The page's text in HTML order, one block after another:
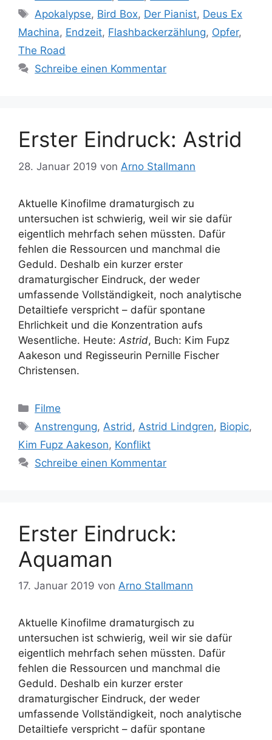
Schlagwörter
Apokalypse, Bird Box, Der Pianist, Deus Ex
Machina, Endzeit, Flashbackerzählung, Opfer,
The Road
Schreibe einen Kommentar
Erster Eindruck: Astrid
28. Januar 2019 von Arno Stallmann
Aktuelle Kinofilme dramaturgisch zu
untersuchen ist schwierig, weil wir sie dafür
eigentlich mehrfach sehen müssten. Dafür
fehlen die Ressourcen und manchmal die
Geduld. Deshalb ein kurzer erster
dramaturgischer Eindruck, der weder
umfassende Vollständigkeit, noch analytische
Detailtiefe verspricht – dafür spontane
Ehrlichkeit und die Konzentration aufs
Wesentliche. Heute: Astrid, Buch: Kim Fupz
Aakeson und Regisseurin Pernille Fischer
Christensen.
Kategorien
Filme
Schlagwörter
Anstrengung, Astrid , Astrid Lindgren, Biopic,
Kim Fupz Aakeson, Konflikt
Schreibe einen Kommentar
Erster Eindruck:
Aquaman
17. Januar 2019 von Arno Stallmann
Aktuelle Kinofilme dramaturgisch zu
untersuchen ist schwierig, weil wir sie dafür
eigentlich mehrfach sehen müssten. Dafür
fehlen die Ressourcen und manchmal die
Geduld. Deshalb ein kurzer erster
dramaturgischer Eindruck, der weder
umfassende Vollständigkeit, noch analytische
Detailtiefe verspricht – dafür spontane